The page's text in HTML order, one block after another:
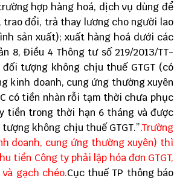
hợp hàng hoá, dịch vụ dùng để
trao đổi, trả thay lương cho người lao
sản xuất); xuất hàng hoá dưới các
8, Điều 4 Thông tư số 219/2013/TT-
đối tượng không chịu thuế GTGT (có
kinh doanh, cung ứng thường xuyên
có tiền nhàn rỗi tạm thời chưa phục
tiền trong thời hạn 6 tháng và được
không chịu thuế GTGT.”.Trường
doanh, cung ứng thường xuyên) thì
tiền Công ty phải lập hóa đơn GTGT,
gạch chéo.Cục thuế TP thông báo